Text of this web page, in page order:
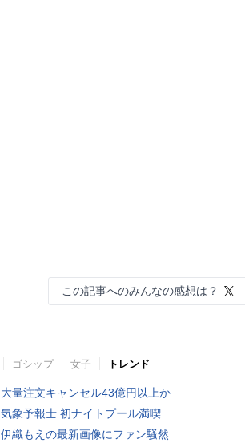
この記事へのみんなの感想は？
ゴシップ 女子 トレンド
大量注文キャンセル43億円以上か
気象予報士 初ナイトプール満喫
伊織もえの最新画像にファン騒然